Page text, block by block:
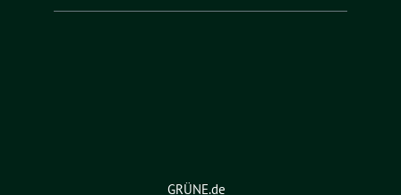
GRÜNE.de